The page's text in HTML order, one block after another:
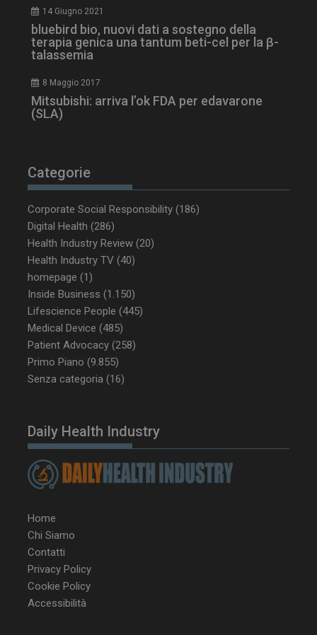
14 Giugno 2021
bluebird bio, nuovi dati a sostegno della
terapia genica una tantum beti-cel per la β-
talassemia
8 Maggio 2017
Mitsubishi: arriva l’ok FDA per edavarone
(SLA)
Categorie
Corporate Social Responsibility (186)
Digital Health (286)
Health Industry Review (20)
Health Industry TV (40)
homepage (1)
Inside Business (1.150)
Lifescience People (445)
Medical Device (485)
Patient Advocacy (258)
Primo Piano (9.855)
Senza categoria (16)
Daily Health Industry
Home
Chi Siamo
Contatti
Privacy Policy
Cookie Policy
Accessibilità
ironfish-session-id
ARRAffinity
_ga_Z2VT792F98
tracking-sites-
ironfish-tracking-
enable
CookieScriptConsent
CookieScript
5 mesi 3